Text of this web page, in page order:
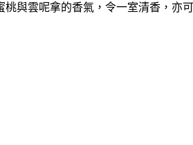
與雲呢拿的香氣，令一室清香，亦